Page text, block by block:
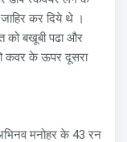
कर दिये थे ।
को बखूबी पढा और
कवर के ऊपर दूसरा
मनोहर के 43 रन